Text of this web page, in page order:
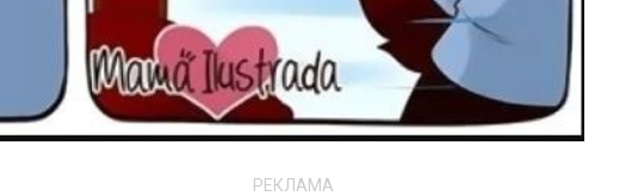
РЕКЛАМА